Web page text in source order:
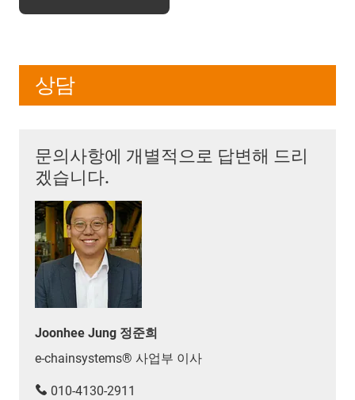
상담
문의사항에 개별적으로 답변해 드리
겠습니다.
Joonhee Jung 정준희
e-chainsystems® 사업부 이사
010-4130-2911